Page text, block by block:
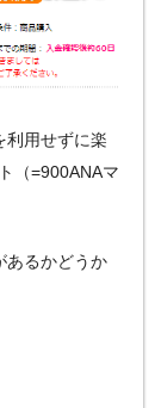
利用せずに楽
（=900ANAマ
あるかどうか